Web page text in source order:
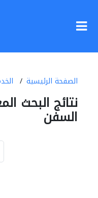
الصفحة الرئيسية
نتائج البحث
السفن